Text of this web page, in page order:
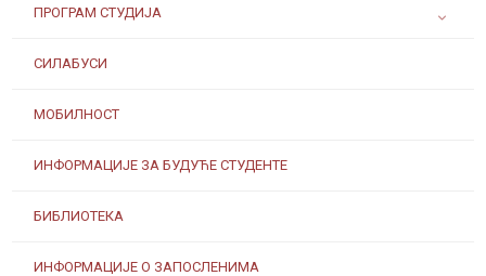
ПРОГРАМ СТУДИЈА
СИЛАБУСИ
МОБИЛНОСТ
ИНФОРМАЦИЈЕ ЗА БУДУЋЕ СТУДЕНТЕ
БИБЛИОТЕКА
ИНФОРМАЦИЈЕ О ЗАПОСЛЕНИМА